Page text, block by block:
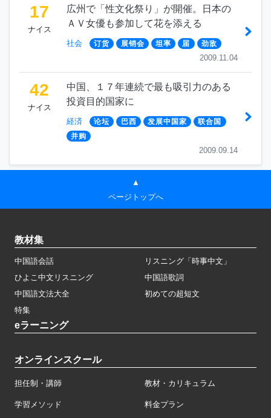
17
ナイス
広州で「性文化祭り」が開催。日本の
ＡＶ女優も参加して花を添える
社会 订货 展销会 坦率 届 劲敌
2009.11.04
42
ナイス
中国、１７年連続で最も吸引力のある
投資目的国家に
経済 论坛 巴西 发展中国家
联合国
并购
2009.09.14
▲
ページトップへ
教材集
中国語会話
リスニング「時事中文」
ひよこ中文リスニング
中国語歌詞
中国語文法大全
初めての超短文
特集
eラーニング
オンラインスクール
担任制・講師 教材・カリキュラム
学習メソッド 料金プラン